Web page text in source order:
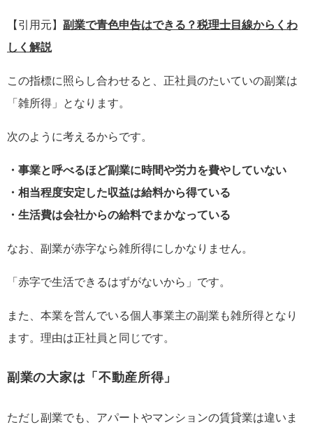
【引用元】 副業で青色申告はできる？税理士目線からくわ
しく解説
この指標に照らし合わせると、正社員のたいていの副業は
「雑所得」となります。
次のように考えるからです。
・事業と呼べるほど副業に時間や労力を費やしていない
・相当程度安定した収益は給料から得ている
・生活費は会社からの給料でまかなっている
なお、副業が赤字なら雑所得にしかなりません。
「赤字で生活できるはずがないから」です。
また、本業を営んでいる個人事業主の副業も雑所得となり
ます。理由は正社員と同じです。
副業の大家は「不動産所得」
ただし副業でも、アパートやマンションの賃貸業は違いま